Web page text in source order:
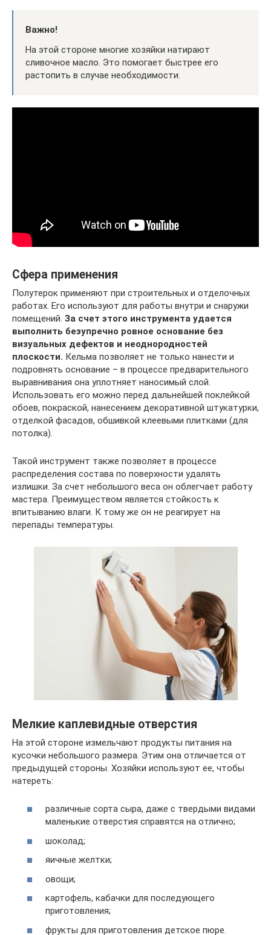
Важно!
На этой стороне многие хозяйки натирают
сливочное масло. Это помогает быстрее его
растопить в случае необходимости.
Сфера применения
Полутерок применяют при строительных и отделочных
работах. Его используют для работы внутри и снаружи
помещений. За счет этого инструмента удается
выполнить безупречно ровное основание без
визуальных дефектов и неоднородностей
плоскости. Кельма позволяет не только нанести и
подровнять основание – в процессе предварительного
выравнивания она уплотняет наносимый слой.
Использовать его можно перед дальнейшей поклейкой
обоев, покраской, нанесением декоративной штукатурки,
отделкой фасадов, обшивкой клеевыми плитками (для
потолка).
Такой инструмент также позволяет в процессе
распределения состава по поверхности удалять
излишки. За счет небольшого веса он облегчает работу
мастера. Преимуществом является стойкость к
впитыванию влаги. К тому же он не реагирует на
перепады температуры.
Мелкие каплевидные отверстия
На этой стороне измельчают продукты питания на
кусочки небольшого размера. Этим она отличается от
предыдущей стороны. Хозяйки используют ее, чтобы
натереть:
различные сорта сыра, даже с твердыми видами
маленькие отверстия справятся на отлично;
шоколад;
яичные желтки;
овощи;
картофель, кабачки для последующего
приготовления;
фрукты для приготовления детское пюре.